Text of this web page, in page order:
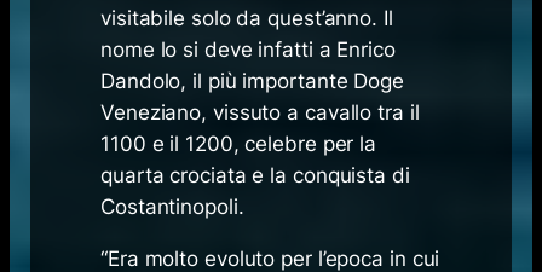
visitabile solo da quest’anno. Il
nome lo si deve infatti a Enrico
Dandolo, il più importante Doge
Veneziano, vissuto a cavallo tra il
1100 e il 1200, celebre per la
quarta crociata e la conquista di
Costantinopoli.
“Era molto evoluto per l’epoca in cui